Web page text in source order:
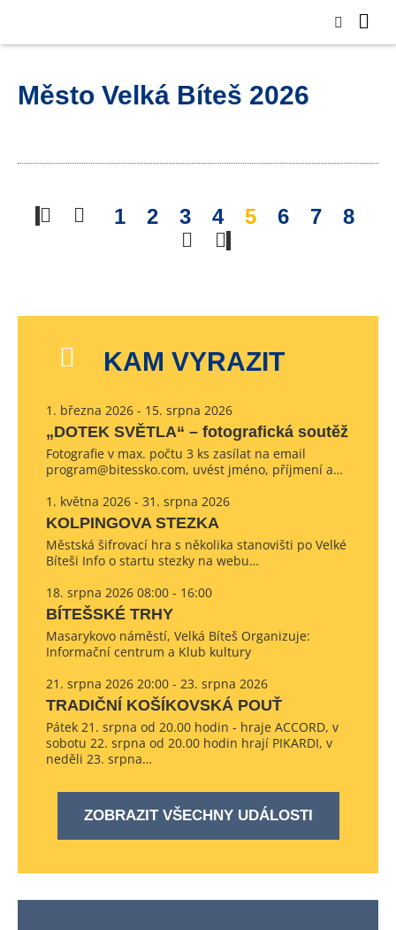
Město Velká Bíteš 2026
1 2 3 4 5 6 7 8
KAM VYRAZIT
1. března 2026 - 15. srpna 2026
„DOTEK SVĚTLA“ – fotografická soutěž
Fotografie v max. počtu 3 ks zasílat na email
program@bitessko.com, uvést jméno, příjmení a…
1. května 2026 - 31. srpna 2026
KOLPINGOVA STEZKA
Městská šifrovací hra s několika stanovišti po Velké
Bíteši Info o startu stezky na webu…
18. srpna 2026 08:00 - 16:00
BÍTEŠSKÉ TRHY
Masarykovo náměstí, Velká Bíteš Organizuje:
Informační centrum a Klub kultury
21. srpna 2026 20:00 - 23. srpna 2026
TRADIČNÍ KOŠÍKOVSKÁ POUŤ
Pátek 21. srpna od 20.00 hodin - hraje ACCORD, v
sobotu 22. srpna od 20.00 hodin hrají PIKARDI, v
neděli 23. srpna…
ZOBRAZIT VŠECHNY UDÁLOSTI